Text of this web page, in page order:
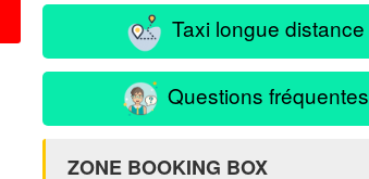
Taxi longue distance
Questions fréquentes
ZONE BOOKING BOX